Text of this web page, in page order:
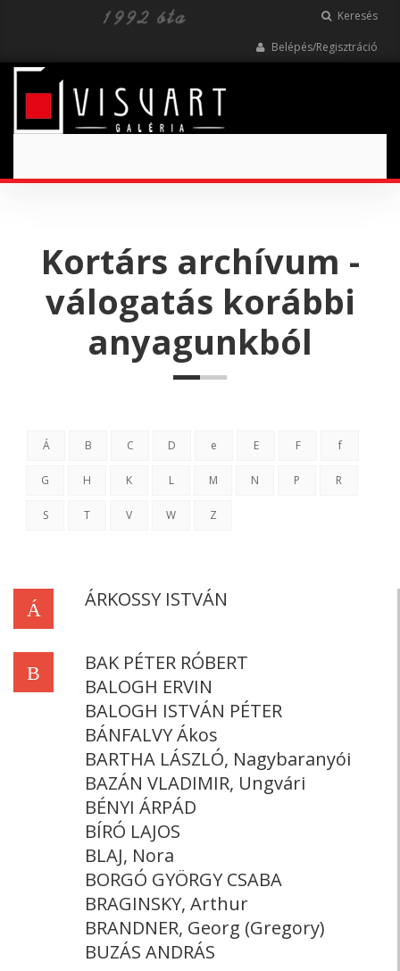
Keresés
Belépés/Regisztráció
Kortárs archívum -
válogatás korábbi
anyagunkból
Á B C D e E F f
G H K L M N P R
S T V W Z
Á ÁRKOSSY ISTVÁN
B
BAK PÉTER RÓBERT
BALOGH ERVIN
BALOGH ISTVÁN PÉTER
BÁNFALVY Ákos
BARTHA LÁSZLÓ, Nagybaranyói
BAZÁN VLADIMIR, Ungvári
BÉNYI ÁRPÁD
BÍRÓ LAJOS
BLAJ, Nora
BORGÓ GYÖRGY CSABA
BRAGINSKY, Arthur
BRANDNER, Georg (Gregory)
BUZÁS ANDRÁS